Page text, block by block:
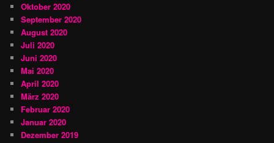
Oktober 2020
September 2020
August 2020
Juli 2020
Juni 2020
Mai 2020
April 2020
März 2020
Februar 2020
Januar 2020
Dezember 2019